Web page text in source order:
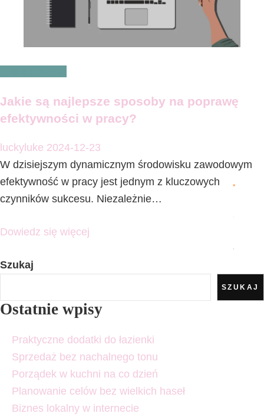
Jakie są najlepsze sposoby na poprawę
efektywności w pracy?
luckyluke 2024-12-23
W dzisiejszym dynamicznym środowisku zawodowym
efektywność w pracy jest jednym z kluczowych
czynników sukcesu. Niezależnie…
Dowiedz się więcej
Szukaj
SZUKAJ
Ostatnie wpisy
Praktyczne dodatki do łazienki
Sprzedaż bez nachalnego tonu
Porządek w kuchni na co dzień
Planowanie celów bez wielkich haseł
Biznes lokalny w internecie